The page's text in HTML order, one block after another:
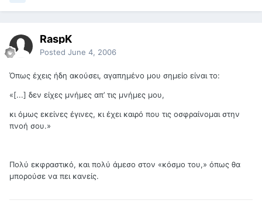
RaspK
Posted June 4, 2006
Όπως έχεις ήδη ακούσει, αγαπημένο μου σημείο είναι το:
«[...] δεν είχες μνήμες απ’ τις μνήμες μου,
κι όμως εκείνες έγινες, κι έχει καιρό που τις οσφραίνομαι στην
πνοή σου.»
Πολύ εκφραστικό, και πολύ άμεσο στον «κόσμο του,» όπως θα
μπορούσε να πει κανείς.